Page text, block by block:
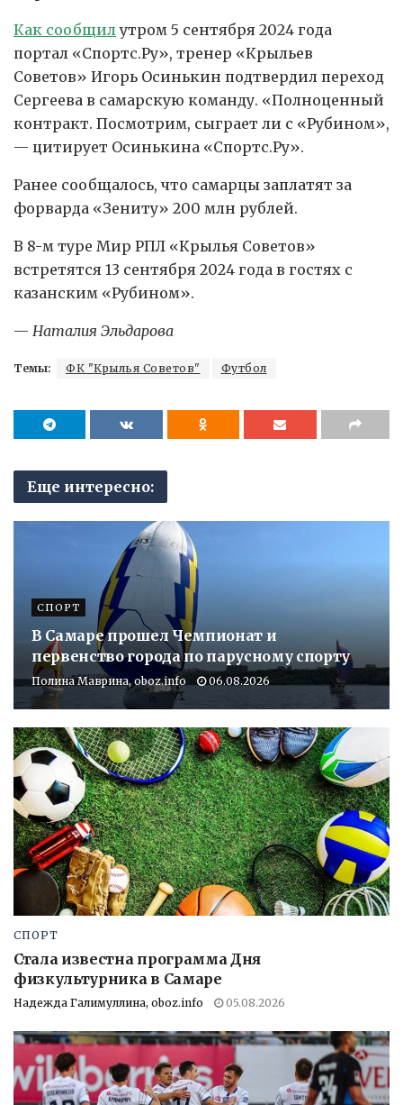
Как сообщил утром 5 сентября 2024 года
портал «Спортс.Ру», тренер «Крыльев
Советов» Игорь Осинькин подтвердил переход
Сергеева в самарскую команду. «Полноценный
контракт. Посмотрим, сыграет ли с «Рубином»,
— цитирует Осинькина «Спортс.Ру».
Ранее сообщалось, что самарцы заплатят за
форварда «Зениту» 200 млн рублей.
В 8-м туре Мир РПЛ «Крылья Советов»
встретятся 13 сентября 2024 года в гостях с
казанским «Рубином».
— Наталия Эльдарова
Темы: ФК "Крылья Советов" Футбол
Еще интересно:
СПОРТ
В Самаре прошел Чемпионат и
первенство города по парусному спорту
Полина Маврина, oboz.info 06.08.2026
СПОРТ
Стала известна программа Дня
физкультурника в Самаре
Надежда Галимуллина, oboz.info 05.08.2026